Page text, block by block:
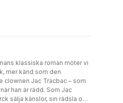
Pojkvännen och greven
kropp än hjärna, medan
Katja, är mera hjärna än
modern kvinna. På djupet
ämnen som låg i tiden:
klassiska roman möter vi
mer känd som den
clownen Jac Tracbac – som
han är rädd. Som Jac
sälja känslor, sin rädsla och